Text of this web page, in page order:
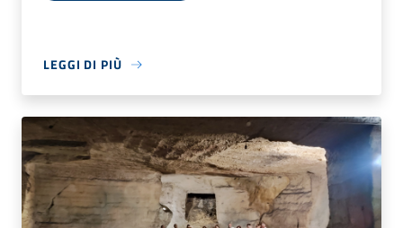
LEGGI DI PIÙ